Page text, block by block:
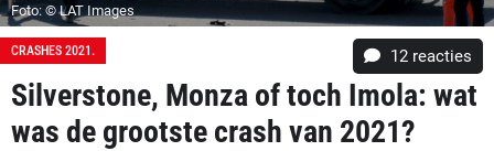
Foto: © LAT Images
CRASHES 2021. 12 reacties
Silverstone, Monza of toch Imola: wat
was de grootste crash van 2021?